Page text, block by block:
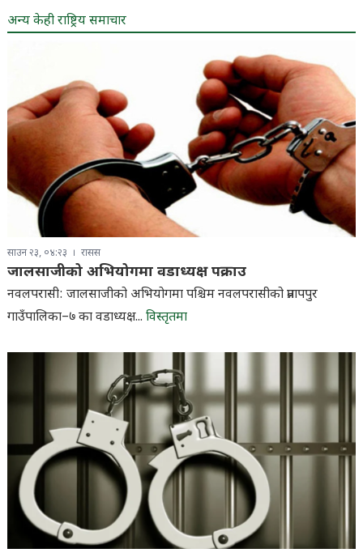
अन्य केही राष्ट्रिय समाचार
साउन २३, ०४:२३ रासस
जालसाजीको अभियोगमा वडाध्यक्ष पक्राउ
नवलपरासी: जालसाजीको अभियोगमा पश्चिम नवलपरासीको प्रतापपुर
गाउँपालिका–७ का वडाध्यक्ष... विस्तृतमा